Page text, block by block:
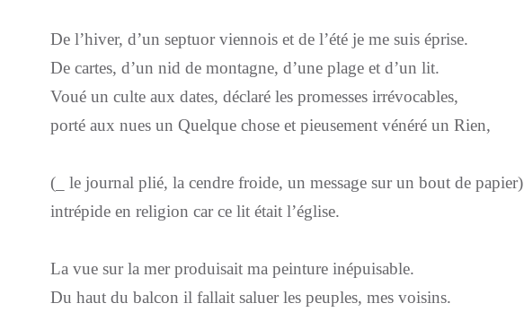
De l’hiver, d’un septuor viennois et de l’été je me suis éprise.
De cartes, d’un nid de montagne, d’une plage et d’un lit.
Voué un culte aux dates, déclaré les promesses irrévocables,
porté aux nues un Quelque chose et pieusement vénéré un Rien,
(_ le journal plié, la cendre froide, un message sur un bout de papier)
intrépide en religion car ce lit était l’église.
La vue sur la mer produisait ma peinture inépuisable.
Du haut du balcon il fallait saluer les peuples, mes voisins.